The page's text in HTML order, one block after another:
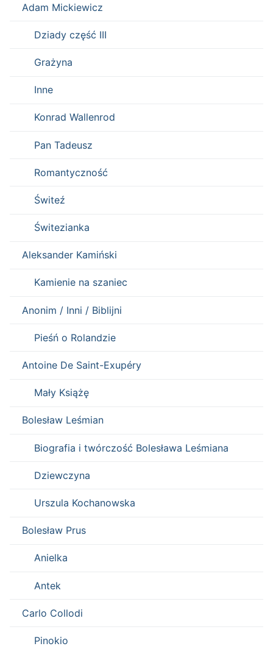
Adam Mickiewicz
Dziady część III
Grażyna
Inne
Konrad Wallenrod
Pan Tadeusz
Romantyczność
Świteź
Świtezianka
Aleksander Kamiński
Kamienie na szaniec
Anonim / Inni / Biblijni
Pieśń o Rolandzie
Antoine De Saint-Exupéry
Mały Książę
Bolesław Leśmian
Biografia i twórczość Bolesława Leśmiana
Dziewczyna
Urszula Kochanowska
Bolesław Prus
Anielka
Antek
Carlo Collodi
Pinokio